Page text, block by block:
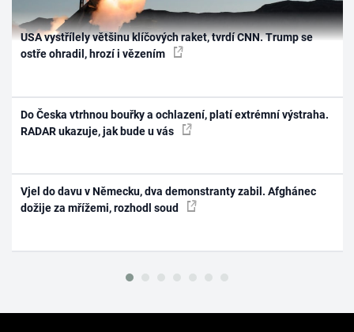
USA vystřílely většinu klíčových raket, tvrdí CNN. Trump se
ostře ohradil, hrozí i vězením
Do Česka vtrhnou bouřky a ochlazení, platí extrémní výstraha.
RADAR ukazuje, jak bude u vás
Vjel do davu v Německu, dva demonstranty zabil. Afghánec
dožije za mřížemi, rozhodl soud